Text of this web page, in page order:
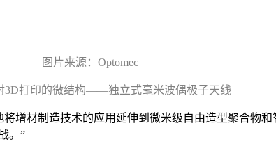
图片来源：Optomec
3D打印的微结构——独立式毫米波偶极子天线
增材制造技术的应用延伸到微米级自由造型聚合物
。”